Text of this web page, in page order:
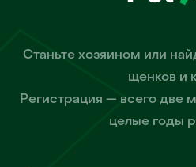
Станьте хозяином или
щенков и
Регистрация — всего две
целые годы